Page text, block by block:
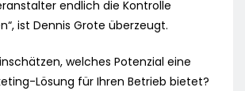
endlich die Kontrolle
ist Dennis Grote überzeugt.
welches Potenzial eine
Lösung für Ihren Betrieb bietet?